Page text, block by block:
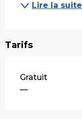
Lire la suite
Tarifs
Gratuit
—